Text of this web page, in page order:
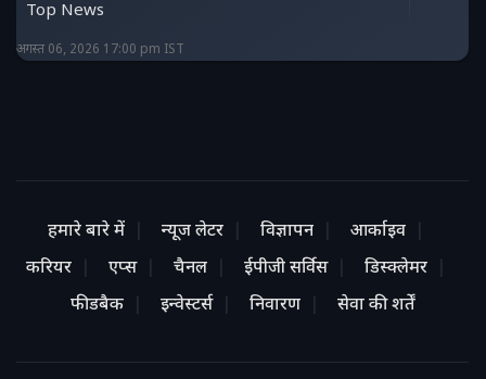
Top News
अगस्त 06, 2026 17:00 pm IST
हमारे बारे में न्यूज लेटर विज्ञापन
आर्काइव
करियर
एप्स चैनल ईपीजी सर्विस
डिस्क्लेमर
फीडबैक
इन्वेस्टर्स निवारण सेवा की शर्तें